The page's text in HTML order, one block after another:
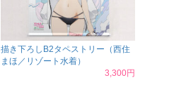
描き下ろしB2タペストリー（西住
まほ／リゾート水着）
3,300円